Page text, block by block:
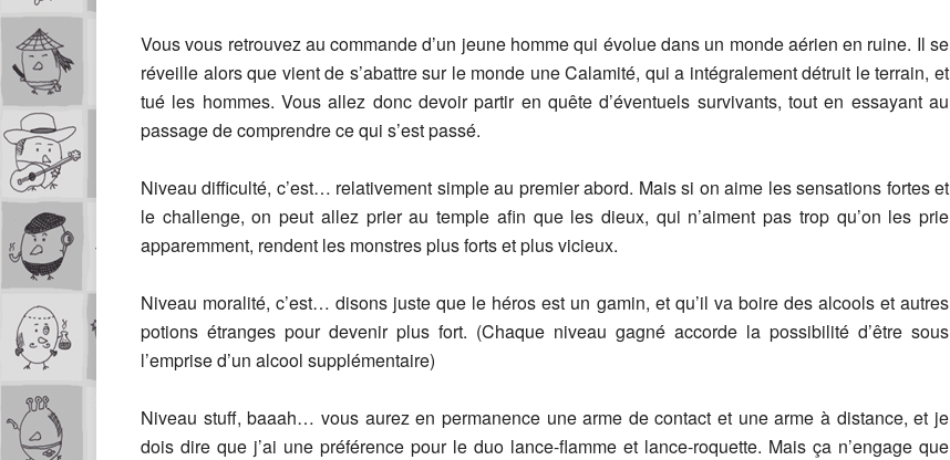
Vous vous retrouvez au commande d’un jeune homme qui évolue dans un monde aérien en ruine. Il se
réveille alors que vient de s’abattre sur le monde une Calamité, qui a intégralement détruit le terrain, et
tué les hommes. Vous allez donc devoir partir en quête d’éventuels survivants, tout en essayant au
passage de comprendre ce qui s’est passé.
Niveau difficulté, c’est… relativement simple au premier abord. Mais si on aime les sensations fortes et
le challenge, on peut allez prier au temple afin que les dieux, qui n’aiment pas trop qu’on les prie
apparemment, rendent les monstres plus forts et plus vicieux.
Niveau moralité, c’est… disons juste que le héros est un gamin, et qu’il va boire des alcools et autres
potions étranges pour devenir plus fort. (Chaque niveau gagné accorde la possibilité d’être sous
l’emprise d’un alcool supplémentaire)
Niveau stuff, baaah… vous aurez en permanence une arme de contact et une arme à distance, et je
dois dire que j’ai une préférence pour le duo lance-flamme et lance-roquette. Mais ça n’engage que